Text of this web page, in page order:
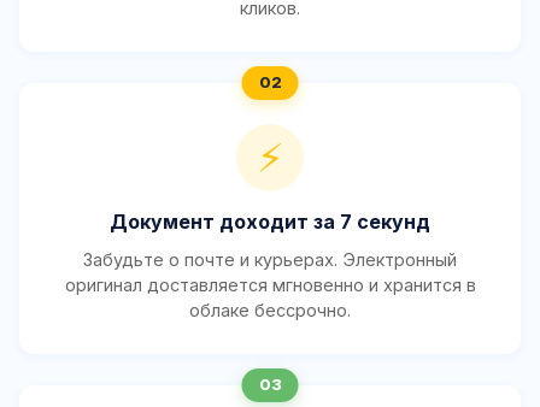
кликов.
⚡
Документ доходит за 7 секунд
Забудьте о почте и курьерах. Электронный
оригинал доставляется мгновенно и хранится в
облаке бессрочно.